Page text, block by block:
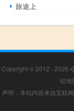
旅途上
Copyright © 2012 - 2026
站地
声明：本站内容来自互联